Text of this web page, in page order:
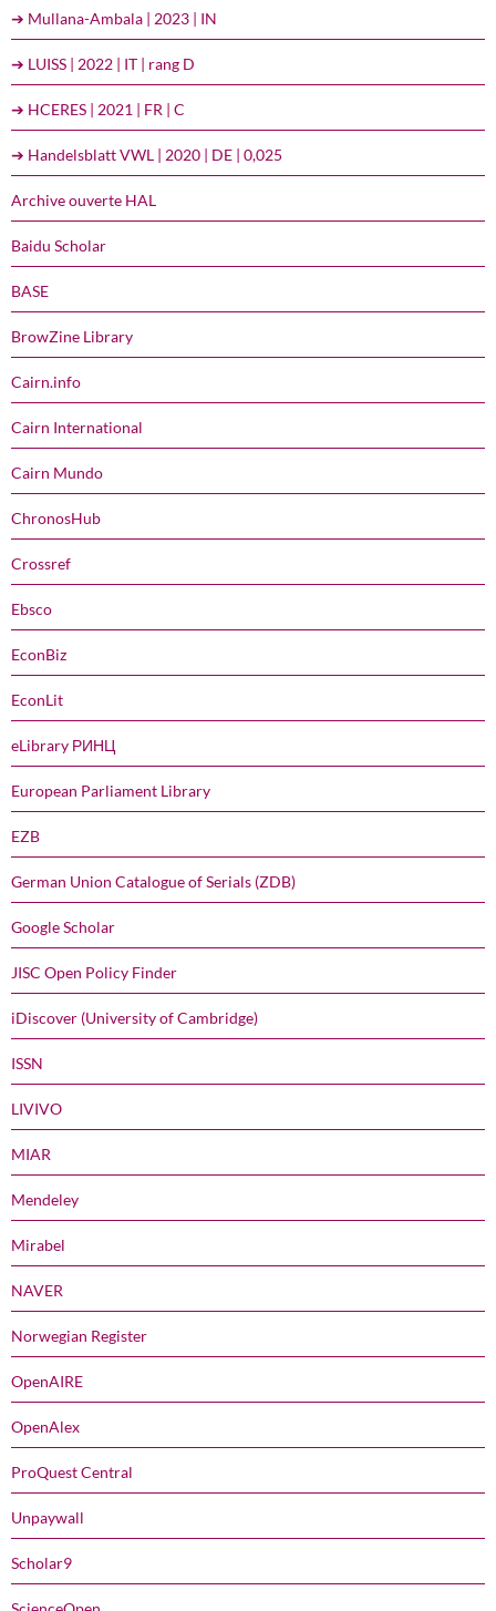
➔ Mullana-Ambala | 2023 | IN
➔ LUISS | 2022 | IT | rang D
➔ HCERES | 2021 | FR | C
➔ Handelsblatt VWL | 2020 | DE | 0,025
Archive ouverte HAL
Baidu Scholar
BASE
BrowZine Library
Cairn.info
Cairn International
Cairn Mundo
ChronosHub
Crossref
Ebsco
EconBiz
EconLit
eLibrary РИНЦ
European Parliament Library
EZB
German Union Catalogue of Serials (ZDB)
Google Scholar
JISC Open Policy Finder
iDiscover (University of Cambridge)
ISSN
LIVIVO
MIAR
Mendeley
Mirabel
NAVER
Norwegian Register
OpenAIRE
OpenAlex
ProQuest Central
Unpaywall
Scholar9